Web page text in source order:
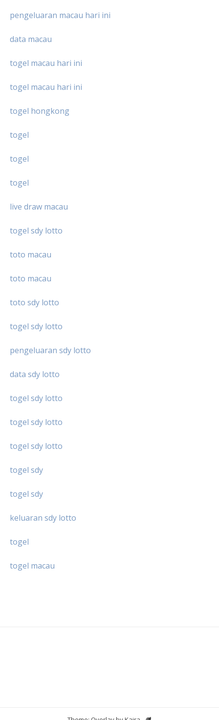
pengeluaran macau hari ini
data macau
togel macau hari ini
togel macau hari ini
togel hongkong
togel
togel
togel
live draw macau
togel sdy lotto
toto macau
toto macau
toto sdy lotto
togel sdy lotto
pengeluaran sdy lotto
data sdy lotto
togel sdy lotto
togel sdy lotto
togel sdy lotto
togel sdy
togel sdy
keluaran sdy lotto
togel
togel macau